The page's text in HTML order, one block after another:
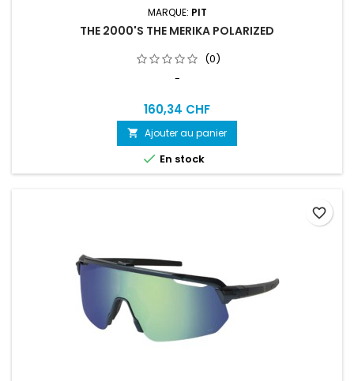
MARQUE: PIT
THE 2000'S THE MERIKA POLARIZED
(0)
-
160,34 CHF
 Ajouter au panier
 En stock
favorite_border